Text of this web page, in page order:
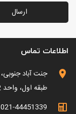
ارسال
اطلاعات تماس
طبقه اول، واحد 2
021-44451339